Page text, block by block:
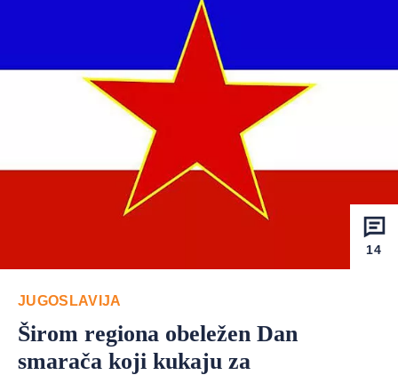
14
JUGOSLAVIJA
Širom regiona obeležen Dan
smarača koji kukaju za